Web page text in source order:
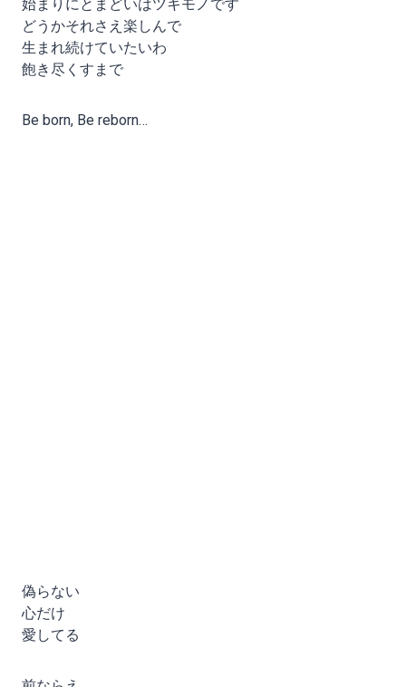
始まりにとまどいはツキモノです
どうかそれさえ楽しんで
生まれ続けていたいわ
飽き尽くすまで
Be born, Be reborn…
偽らない
心だけ
愛してる